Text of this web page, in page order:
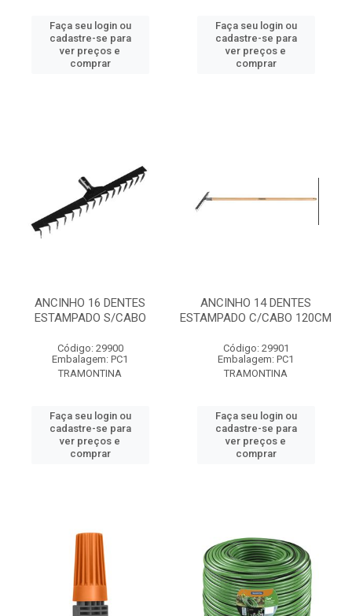
Faça seu login ou
cadastre-se para
ver preços e
comprar
Faça seu login ou
cadastre-se para
ver preços e
comprar
ANCINHO 16 DENTES
ESTAMPADO S/CABO
Código: 29900
Embalagem: PC1
TRAMONTINA
Faça seu login ou
cadastre-se para
ver preços e
comprar
ANCINHO 14 DENTES
ESTAMPADO C/CABO 120CM
Código: 29901
Embalagem: PC1
TRAMONTINA
Faça seu login ou
cadastre-se para
ver preços e
comprar